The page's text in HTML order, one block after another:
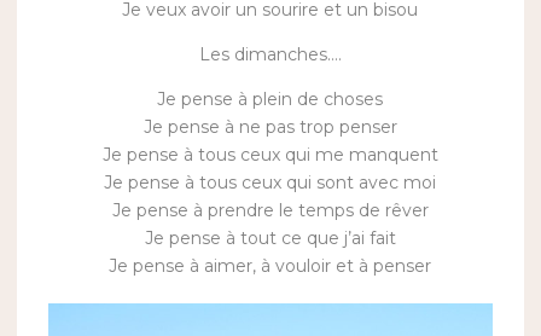
Je veux avoir un sourire et un bisou
Les dimanches….
Je pense à plein de choses
Je pense à ne pas trop penser
Je pense à tous ceux qui me manquent
Je pense à tous ceux qui sont avec moi
Je pense à prendre le temps de rêver
Je pense à tout ce que j’ai fait
Je pense à aimer, à vouloir et à penser